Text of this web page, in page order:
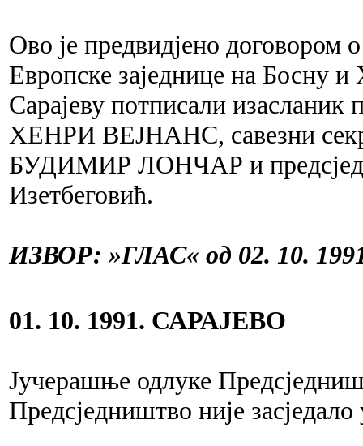
Ово је предвидјено договором
Европске заједнице на Босну и
Сарајеву потписали изасланик
ХЕНРИ ВЕЈНАНС, савезни
БУДИМИР ЛОНЧАР и
Изетбеговић.
ИЗВОР: »ГЛАС« од 02. 10.
01. 10. 1991. САРАЈЕВО
Јучерашње одлуке
Предсједништво није